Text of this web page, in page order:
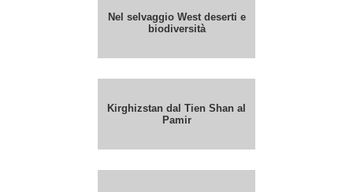
Nel selvaggio West deserti e
biodiversità
Kirghizstan dal Tien Shan al
Pamir